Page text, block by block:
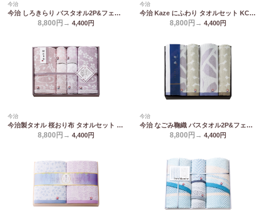
今治
今治 しろきらり バスタオル2P&フェイスタオル2P S-51800
8,800円→ 4,400円
今治
今治 Kaze にふわり タオルセット KCN20800
8,800円→ 4,400円
今治
今治製タオル 桜おり布 タオルセット IS9680
8,800円→ 4,400円
今治
今治 なごみ鞠織 バスタオル2P&フェイスタオル2P N-20800
8,800円→ 4,400円